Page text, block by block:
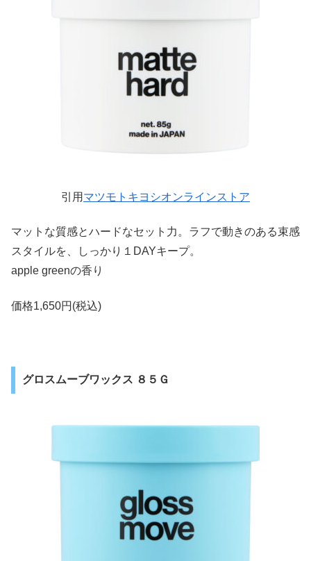
引用 マツモトキヨシオンラインストア
マットな質感とハードなセット力。ラフで動きのある束感
スタイルを、しっかり１DAYキープ。
apple greenの香り
価格1,650円(税込)
グロスムーブワックス ８５Ｇ